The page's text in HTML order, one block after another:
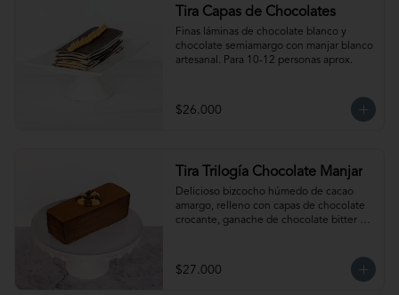
Tira Capas de Chocolates
Finas láminas de chocolate blanco y
chocolate semiamargo con manjar blanco
artesanal. Para 10-12 personas aprox.
$26.000
Tira Trilogía Chocolate Manjar
Delicioso bizcocho húmedo de cacao
amargo, relleno con capas de chocolate
crocante, ganache de chocolate bitter y
recomienda descongelar 1 hora a
temperatura ambiente antes de servir.
$27.000